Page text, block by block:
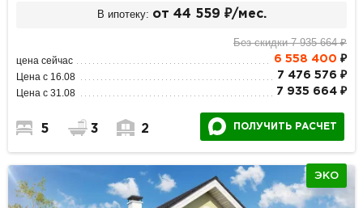
В ипотеку: от 44 559 ₽/мес.
Без скидки 7 935 664 ₽
цена сейчас 6 558 400 ₽
Цена с 16.08 7 476 576 ₽
Цена с 31.08 7 935 664 ₽
5 3 2 ПОЛУЧИТЬ РАСЧЕТ
ЭКО